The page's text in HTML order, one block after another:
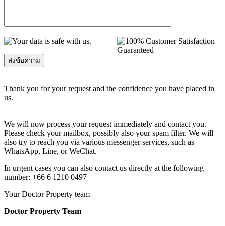
Thank you for your request and the confidence you have placed in
us.
We will now process your request immediately and contact you.
Please check your mailbox, possibly also your spam filter. We will
also try to reach you via various messenger services, such as
WhatsApp, Line, or WeChat.
In urgent cases you can also contact us directly at the following
number: +66 6 1210 0497
Your Doctor Property team
Doctor Property Team